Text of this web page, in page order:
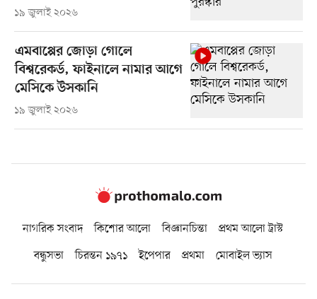
১৯ জুলাই ২০২৬
এমবাপ্পের জোড়া গোলে
বিশ্বরেকর্ড, ফাইনালে নামার আগে
মেসিকে উসকানি
১৯ জুলাই ২০২৬
নাগরিক সংবাদ কিশোর আলো বিজ্ঞানচিন্তা
প্রথম আলো ট্রাস্ট
বন্ধুসভা
চিরন্তন ১৯৭১ ইপেপার প্রথমা মোবাইল ভ্যাস